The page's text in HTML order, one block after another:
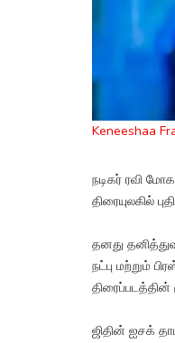
Keneeshaa
நடிகர் ரவி
திரையுலகில்
தனது
நட்பு மற்றும்
ஜிதின் ஐசக்